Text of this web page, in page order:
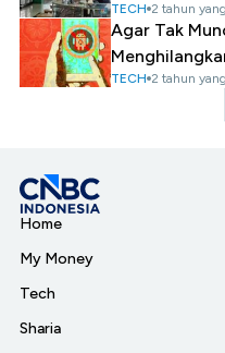
TECH 2 tahun
Agar Tak
TECH 2 tahun
Home
My Money
Tech
Sharia